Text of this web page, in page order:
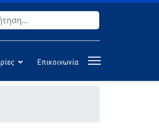
Επικοινωνία